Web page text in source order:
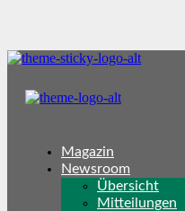
Magazin
Newsroom
Übersicht
Mitteilungen